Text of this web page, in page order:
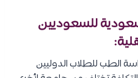
للسعوديين
الطب للطلاب الدوليين